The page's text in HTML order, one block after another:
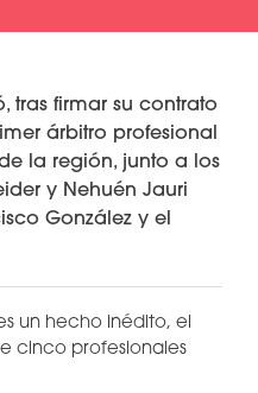
tras firmar su contrato
árbitro profesional
la región, junto a los
y Nehuén Jauri
González y el
un hecho inédito, el
cinco profesionales